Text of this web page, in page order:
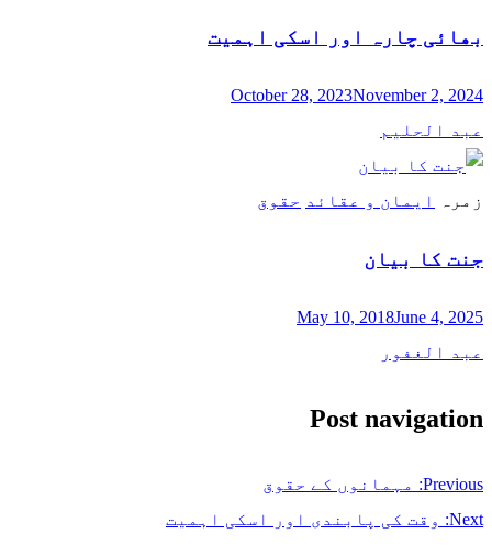
بھائی چارہ اور اسکی اہمیت
October 28, 2023November 2, 2024
عبد الحلیم
زمرہ ایمان و عقائد حقوق
جنت کا بیان
May 10, 2018June 4, 2025
عبد الغفور
Post navigation
Previous:
مہمانوں کے حقوق
Next:
وقت کی پابندی اور اسکی اہمیت